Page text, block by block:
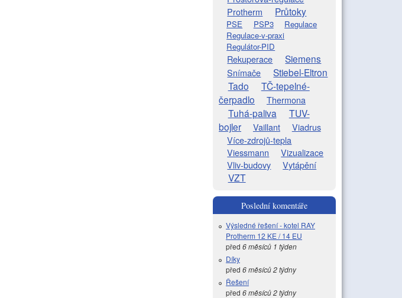
Protherm
Průtoky
PSE PSP3
Regulace
Regulace-v-praxi
Regulátor-PID
Rekuperace Siemens
Snímače
Stiebel-Eltron
Tado
TČ-tepelné-
čerpadlo
Thermona
Tuhá-paliva
TUV-
bojler
Vaillant
Viadrus
Více-zdrojů-tepla
Viessmann
Vizualizace
Vliv-budovy
Vytápění
VZT
Poslední komentáře
Výsledné řešení - kotel RAY
Protherm 12 KE / 14 EU
před 6 měsíců 1 týden
Díky
před 6 měsíců 2 týdny
Řešení
před 6 měsíců 2 týdny